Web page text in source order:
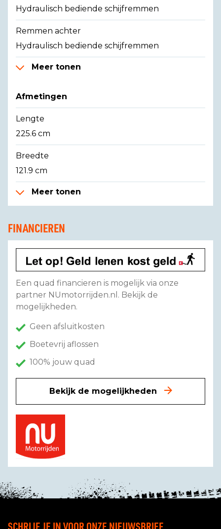
Hydraulisch bediende schijfremmen
Remmen achter
Hydraulisch bediende schijfremmen
Meer tonen
Afmetingen
Lengte
225.6 cm
Breedte
121.9 cm
Meer tonen
FINANCIEREN
Een quad financieren is mogelijk via onze
partner NUmotorrijden.nl. Bekijk de
mogelijkheden.
Geen afsluitkosten
Boetevrij aflossen
100% jouw quad
Bekijk de mogelijkheden